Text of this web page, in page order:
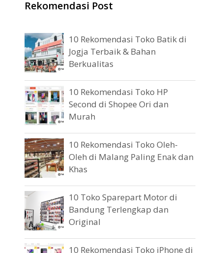
Rekomendasi Post
10 Rekomendasi Toko Batik di
Jogja Terbaik & Bahan
Berkualitas
10 Rekomendasi Toko HP
Second di Shopee Ori dan
Murah
10 Rekomendasi Toko Oleh-
Oleh di Malang Paling Enak dan
Khas
10 Toko Sparepart Motor di
Bandung Terlengkap dan
Original
10 Rekomendasi Toko iPhone di